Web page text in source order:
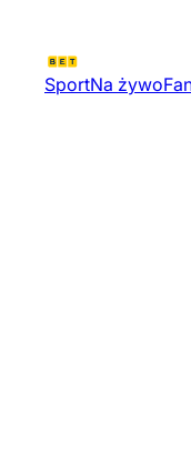
SportNa żywo